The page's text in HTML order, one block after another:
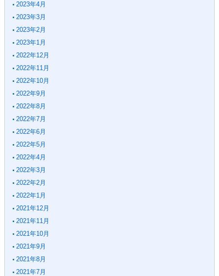
2023年4月
2023年3月
2023年2月
2023年1月
2022年12月
2022年11月
2022年10月
2022年9月
2022年8月
2022年7月
2022年6月
2022年5月
2022年4月
2022年3月
2022年2月
2022年1月
2021年12月
2021年11月
2021年10月
2021年9月
2021年8月
2021年7月